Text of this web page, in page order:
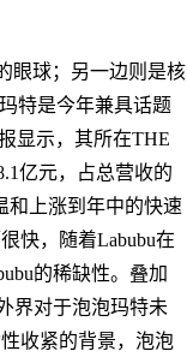
眼球；另一边则是核
特是今年兼具话题
显示，其所在THE
亿元，占总营收的
和上涨到年中的快速
快，随着Labubu在
的稀缺性。叠加
界对于泡泡玛特未
收紧的背景，泡泡